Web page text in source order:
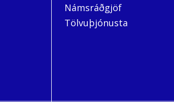
Námsráðgjöf
Tölvuþjónusta